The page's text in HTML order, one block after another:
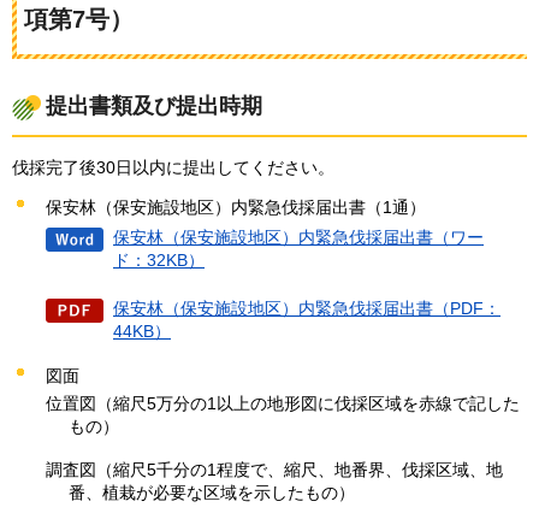
項第7号）
提出書類及び提出時期
伐採完了後30日以内に提出してください。
保安林（保安施設地区）内緊急伐採届出書（1通）
保安林（保安施設地区）内緊急伐採届出書（ワー
ド：32KB）
保安林（保安施設地区）内緊急伐採届出書（PDF：
44KB）
図面
位置図（縮尺5万分の1以上の地形図に伐採区域を赤線で記した
もの）
調査図（縮尺5千分の1程度で、縮尺、地番界、伐採区域、地
番、植栽が必要な区域を示したもの）